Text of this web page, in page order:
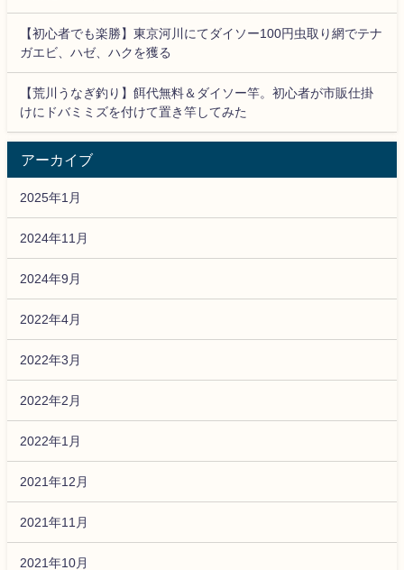
【初心者でも楽勝】東京河川にてダイソー100円虫取り網でテナ
ガエビ、ハゼ、ハクを獲る
【荒川うなぎ釣り】餌代無料＆ダイソー竿。初心者が市販仕掛
けにドバミミズを付けて置き竿してみた
アーカイブ
2025年1月
2024年11月
2024年9月
2022年4月
2022年3月
2022年2月
2022年1月
2021年12月
2021年11月
2021年10月